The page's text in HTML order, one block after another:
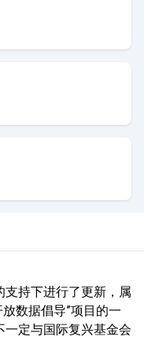
持下进行了更新，属
数据倡导”项目的一
定与国际复兴基金会